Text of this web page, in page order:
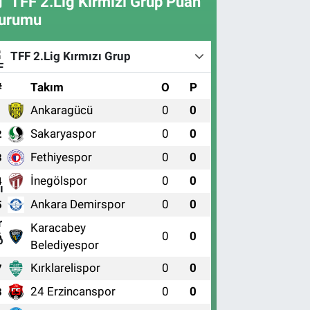
TFF 2.Lig Kırmızı Grup
Takım O P
Ankaragücü 0 0
Sakaryaspor 0 0
Fethiyespor 0 0
İnegölspor 0 0
Ankara Demirspor 0 0
Karacabey
Belediyespor
0 0
Kırklarelispor 0 0
24 Erzincanspor 0 0